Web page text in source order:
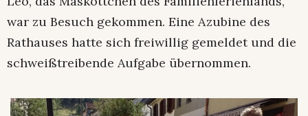
war zu Besuch gekommen. Eine Azubine des
Rathauses hatte sich freiwillig gemeldet und die
schweißtreibende Aufgabe übernommen.